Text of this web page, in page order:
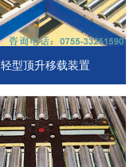
轻型顶升移载装置